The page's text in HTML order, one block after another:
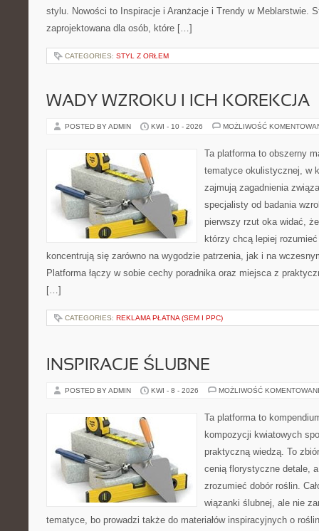
stylu. Nowości to Inspiracje i Aranżacje i Trendy w Meblarstwie.
zaprojektowana dla osób, które […]
CATEGORIES: STYL Z ORŁEM
WADY WZROKU I ICH KOREKCJA
POSTED BY ADMIN KWI - 10 - 2026 MOŻLIWOŚĆ
Ta platforma to obszerny
tematyce okulistycznej, w
zajmują zagadnienia
specjalisty od badania
pierwszy rzut oka widać,
którzy chcą lepiej
koncentrują się zarówno na wygodzie patrzenia, jak i na
Platforma łączy w sobie cechy poradnika oraz miejsca z
[…]
CATEGORIES: REKLAMA PŁATNA (SEM I PPC)
INSPIRACJE ŚLUBNE
POSTED BY ADMIN KWI - 8 - 2026 MOŻLIWOŚĆ
Ta platforma to
kompozycji kwiatowych
praktyczną wiedzą. To
cenią florystyczne detale,
zrozumieć dobór roślin.
wiązanki ślubnej, ale nie
tematyce, bo prowadzi także do materiałów inspiracyjnych o